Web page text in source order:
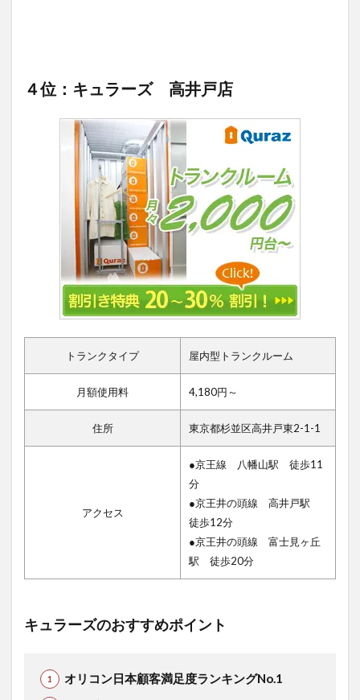
４位：キュラーズ 高井戸店
トランクタイプ 屋内型トランクルーム
月額使用料 4,180円～
住所 東京都杉並区高井戸東2-1-1
アクセス
●京王線 八幡山駅 徒歩11
分
●京王井の頭線 高井戸駅
徒歩12分
●京王井の頭線 富士見ヶ丘
駅 徒歩20分
キュラーズのおすすめポイント
オリコン日本顧客満足度ランキングNo.1